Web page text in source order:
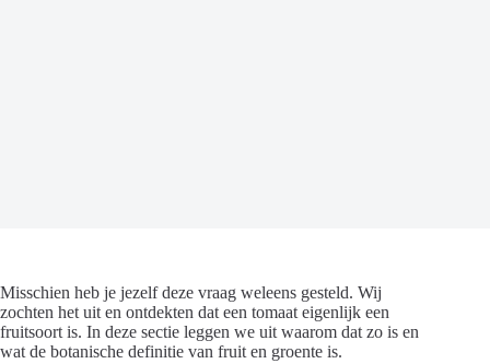
Misschien heb je jezelf deze vraag weleens gesteld. Wij
zochten het uit en ontdekten dat een tomaat eigenlijk een
fruitsoort is. In deze sectie leggen we uit waarom dat zo is en
wat de botanische definitie van fruit en groente is.